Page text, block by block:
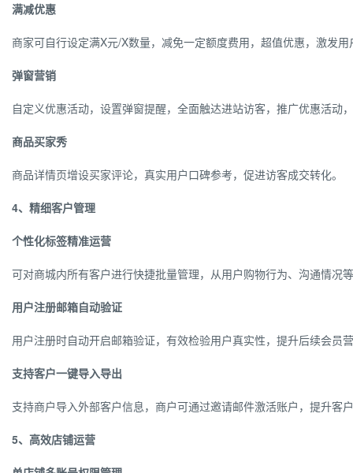
满减优惠
商家可自行设定满X元/X数量，减免一定额度费用，超值优惠，激发用
弹窗营销
自定义优惠活动，设置弹窗提醒，全面触达进站访客，推广优惠活动，
商品买家秀
商品详情页增设买家评论，真实用户口碑参考，促进访客成交转化。
4、精细客户管理
个性化标签精准运营
可对商城内所有客户进行快捷批量管理，从用户购物行为、沟通情况等
用户注册邮箱自动验证
用户注册时自动开启邮箱验证，有效检验用户真实性，提升后续会员
支持客户一键导入导出
支持商户导入外部客户信息，商户可通过邀请邮件激活账户，提升客户
5、高效店铺运营